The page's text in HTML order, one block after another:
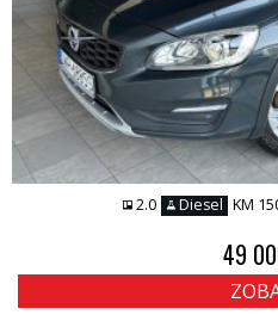
2.0 Diesel KM
49